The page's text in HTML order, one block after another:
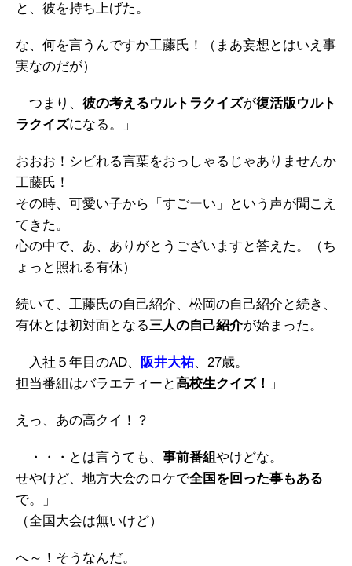
と、彼を持ち上げた。
な、何を言うんですか工藤氏！（まあ妄想とはいえ事
実なのだが）
「つまり、 彼の考えるウルトラクイズが復活版ウルト
ラクイズになる。」
おおお！シビれる言葉をおっしゃるじゃありませんか
工藤氏！
その時、可愛い子から「すごーい」という声が聞こえ
てきた。
心の中で、あ、ありがとうございますと答えた。（ち
ょっと照れる有休）
続いて、工藤氏の自己紹介、松岡の自己紹介と続き、
有休とは初対面となる三人の自己紹介が始まった。
「入社５年目のAD、 阪井大祐、27歳。
担当番組はバラエティーと高校生クイズ！ 」
えっ、あの高クイ！？
「・・・とは言うても、 事前番組やけどな。
せやけど、地方大会のロケで全国を回った事もある
で。」
（全国大会は無いけど）
へ～！そうなんだ。